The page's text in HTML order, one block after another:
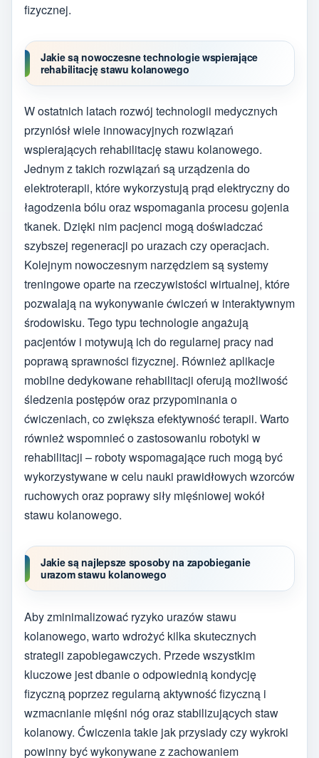
fizycznej.
Jakie są nowoczesne technologie wspierające
rehabilitację stawu kolanowego
W ostatnich latach rozwój technologii medycznych
przyniósł wiele innowacyjnych rozwiązań
wspierających rehabilitację stawu kolanowego.
Jednym z takich rozwiązań są urządzenia do
elektroterapii, które wykorzystują prąd elektryczny do
łagodzenia bólu oraz wspomagania procesu gojenia
tkanek. Dzięki nim pacjenci mogą doświadczać
szybszej regeneracji po urazach czy operacjach.
Kolejnym nowoczesnym narzędziem są systemy
treningowe oparte na rzeczywistości wirtualnej, które
pozwalają na wykonywanie ćwiczeń w interaktywnym
środowisku. Tego typu technologie angażują
pacjentów i motywują ich do regularnej pracy nad
poprawą sprawności fizycznej. Również aplikacje
mobilne dedykowane rehabilitacji oferują możliwość
śledzenia postępów oraz przypominania o
ćwiczeniach, co zwiększa efektywność terapii. Warto
również wspomnieć o zastosowaniu robotyki w
rehabilitacji – roboty wspomagające ruch mogą być
wykorzystywane w celu nauki prawidłowych wzorców
ruchowych oraz poprawy siły mięśniowej wokół
stawu kolanowego.
Jakie są najlepsze sposoby na zapobieganie
urazom stawu kolanowego
Aby zminimalizować ryzyko urazów stawu
kolanowego, warto wdrożyć kilka skutecznych
strategii zapobiegawczych. Przede wszystkim
kluczowe jest dbanie o odpowiednią kondycję
fizyczną poprzez regularną aktywność fizyczną i
wzmacnianie mięśni nóg oraz stabilizujących staw
kolanowy. Ćwiczenia takie jak przysiady czy wykroki
powinny być wykonywane z zachowaniem